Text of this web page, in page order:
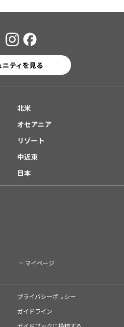
ニティを見る
北米
オセアニア
リゾート
中近東
日本
マイページ
プライバシーポリシー
ガイドライン